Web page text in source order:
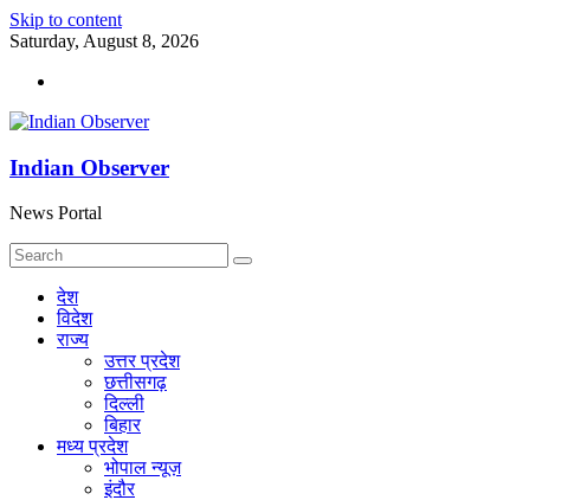
Skip to content
Saturday, August 8, 2026
Indian Observer
News Portal
देश
विदेश
राज्य
उत्तर प्रदेश
छत्तीसगढ़
दिल्ली
बिहार
मध्य प्रदेश
भोपाल न्यूज़
इंदौर